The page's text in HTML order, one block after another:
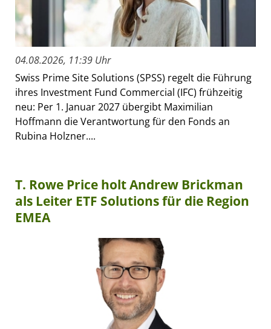
04.08.2026, 11:39 Uhr
Swiss Prime Site Solutions (SPSS) regelt die Führung
ihres Investment Fund Commercial (IFC) frühzeitig
neu: Per 1. Januar 2027 übergibt Maximilian
Hoffmann die Verantwortung für den Fonds an
Rubina Holzner....
T. Rowe Price holt Andrew Brickman
als Leiter ETF Solutions für die Region
EMEA